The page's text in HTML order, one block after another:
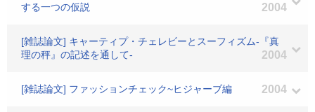
する一つの仮説
2004
[雑誌論文] キャーティプ・チェレビーとスーフィズム-『真
理の秤』の記述を通して-
2004
[雑誌論文] ファッションチェック~ヒジャーブ編 2004